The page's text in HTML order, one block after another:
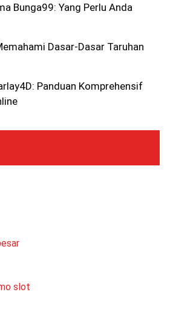
Bunga99: Yang Perlu Anda
Dasar-Dasar Taruhan
Panduan Komprehensif
slot